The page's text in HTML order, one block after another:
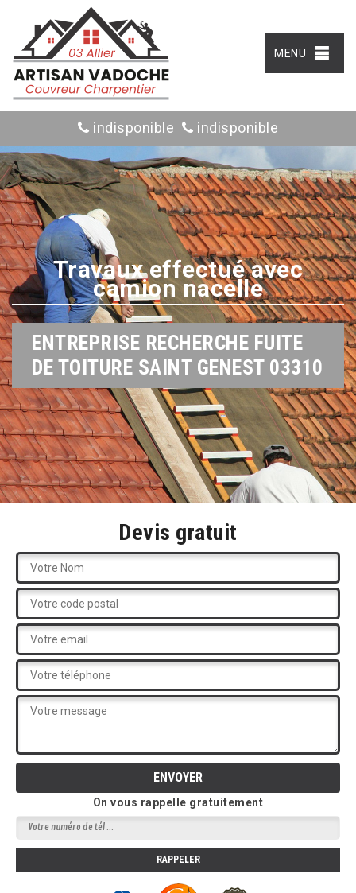
MENU
indisponible indisponible
Travaux effectué avec
camion nacelle
ENTREPRISE RECHERCHE FUITE
DE TOITURE SAINT GENEST 03310
Devis gratuit
On vous rappelle gratuitement